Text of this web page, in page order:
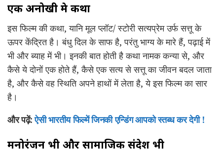
एक अनोखी प्रेम कथा
इस फिल्म की कथा, यानि मूल प्लॉट/ स्टोरी सत्यप्रेम उर्फ सत्तू के
ऊपर केंद्रित है। बंधु दिल के साफ है, परंतु भाग्य के मारे हैं, पढ़ाई में
भी और ब्याह में भी। इनकी बात होती है कथा नामक कन्या से, और
कैसे ये दोनों एक होते हैं, कैसे एक सत्य से सत्तू का जीवन बदल जाता
है, और कैसे वह स्थिति अपने हाथों में लेता है, ये इस फिल्म का सार
है।
और पढ़ें:ऐसी भारतीय फिल्में जिनकी एन्डिंग आपको स्तब्ध कर देगी !
मनोरंजन भी और सामाजिक संदेश भी